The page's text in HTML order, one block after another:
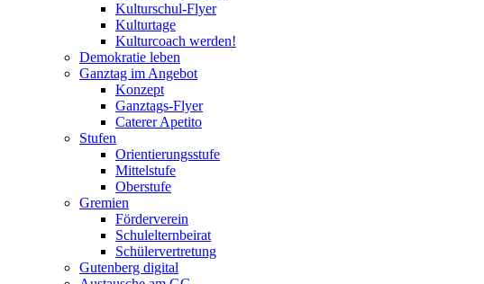
Kulturschul-Flyer
Kulturtage
Kulturcoach werden!
Demokratie leben
Ganztag im Angebot
Konzept
Ganztags-Flyer
Caterer Apetito
Stufen
Orientierungsstufe
Mittelstufe
Oberstufe
Gremien
Förderverein
Schulelternbeirat
Schülervertretung
Gutenberg digital